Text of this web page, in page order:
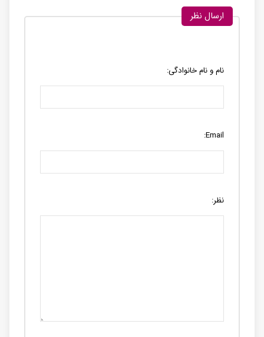
ارسال نظر
نام و نام خانوادگی:
Email:
نظر: